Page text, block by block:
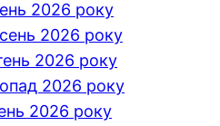
2026 року
2026 року
2026 року
2026 року
2026 року